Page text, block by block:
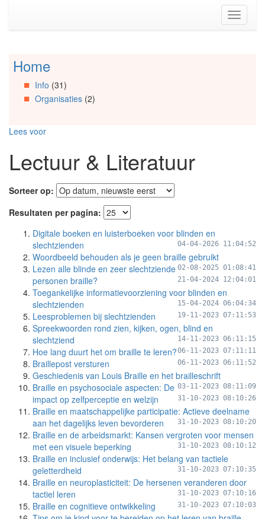
(Accesskey
Toggle
Spring
Artikels
Spring
Spring
Organisaties
Spring
Social
media
Home
Info (31)
Organisaties(2)
Lees voor
Lectuur & Literatuur
Sorteer op:
Resultaten per pagina:
Digitale boeken en luisterboeken voor blinden en
slechtzienden
04-04-2026 11:04:52
Woordbeeld behouden als je geen braille gebruikt
02-08-2025 01:08:41
Lezen alle blinde en zeer slechtziende
personen braille?
21-04-2024 12:04:01
Toegankelijke informatievoorziening voor blinden en
slechtzienden
15-04-2024 06:04:34
Leesproblemen bij slechtzienden 19-11-2023 07:11:53
Spreekwoorden rond zien, kijken, ogen, blind en
slechtziend
14-11-2023 06:11:15
Hoe lang duurt het om braille te leren?06-11-2023 07:11:11
Braillepost versturen 06-11-2023 06:11:52
Geschiedenis van Louis Braille en het brailleschrift
03-11-2023 08:11:09
Braille en psychosociale aspecten: De
impact op zelfperceptie en welzijn
31-10-2023 08:10:26
Braille en maatschappelijke participatie: Actieve deelname
aan het dagelijks leven bevorderen
31-10-2023 08:10:20
Braille en de arbeidsmarkt: Kansen vergroten voor mensen
met een visuele beperking
31-10-2023 08:10:12
Braille en inclusief onderwijs: Het belang van tactiele
geletterdheid
31-10-2023 07:10:35
Braille en neuroplasticiteit: De hersenen veranderen door
tactiel leren
31-10-2023 07:10:16
Braille en cognitieve ontwikkeling 31-10-2023 07:10:03